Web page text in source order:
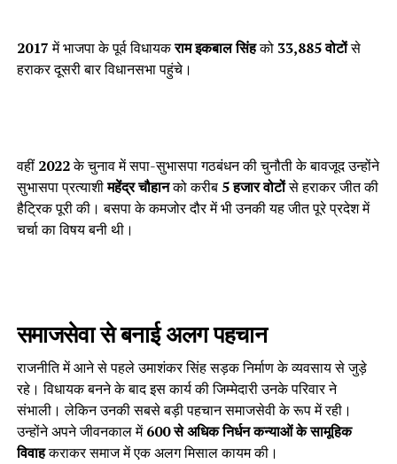
2017में भाजपा के पूर्व विधायकराम इकबाल सिंहको 33,885 वोटोंसे
हराकर दूसरी बार विधानसभा पहुंचे।
वहीं2022के चुनाव में सपा-सुभासपा गठबंधन की चुनौती के बावजूद उन्होंने
सुभासपा प्रत्याशीमहेंद्र चौहानको करीब 5 हजार वोटोंसे हराकर जीत की
हैट्रिक पूरी की। बसपा के कमजोर दौर में भी उनकी यह जीत पूरे प्रदेश में
चर्चा का विषय बनी थी।
समाजसेवा से बनाई अलग पहचान
राजनीति में आने से पहले उमाशंकर सिंह सड़क निर्माण के व्यवसाय से जुड़े
रहे। विधायक बनने के बाद इस कार्य की जिम्मेदारी उनके परिवार ने
संभाली। लेकिन उनकी सबसे बड़ी पहचान समाजसेवी के रूप में रही।
उन्होंने अपने जीवनकाल में600 से अधिक निर्धन कन्याओं के सामूहिक
विवाहकराकर समाज में एक अलग मिसाल कायम की।